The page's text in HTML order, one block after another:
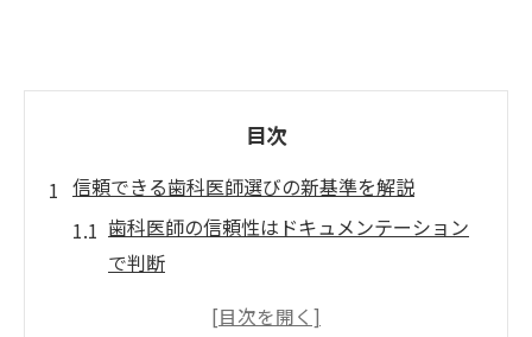
目次
信頼できる歯科医師選びの新基準を解説
歯科医師の信頼性はドキュメンテーション
で判断
患者目線で歯科医師の説明力を見極める方